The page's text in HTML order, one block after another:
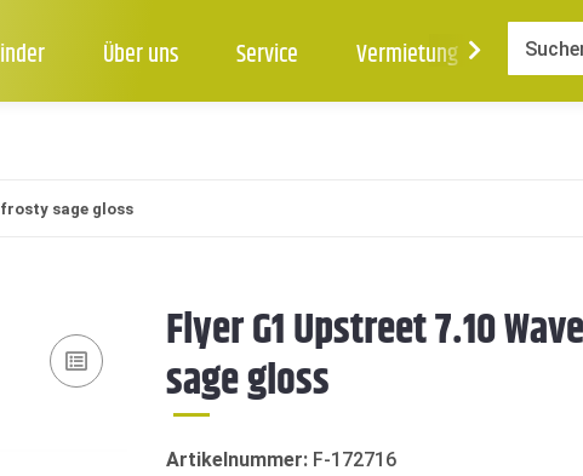
Über uns Service Vermietung Ankauf
frosty sage gloss
Flyer G1 Upstreet 7.10
sage gloss
Artikelnummer: F-172716